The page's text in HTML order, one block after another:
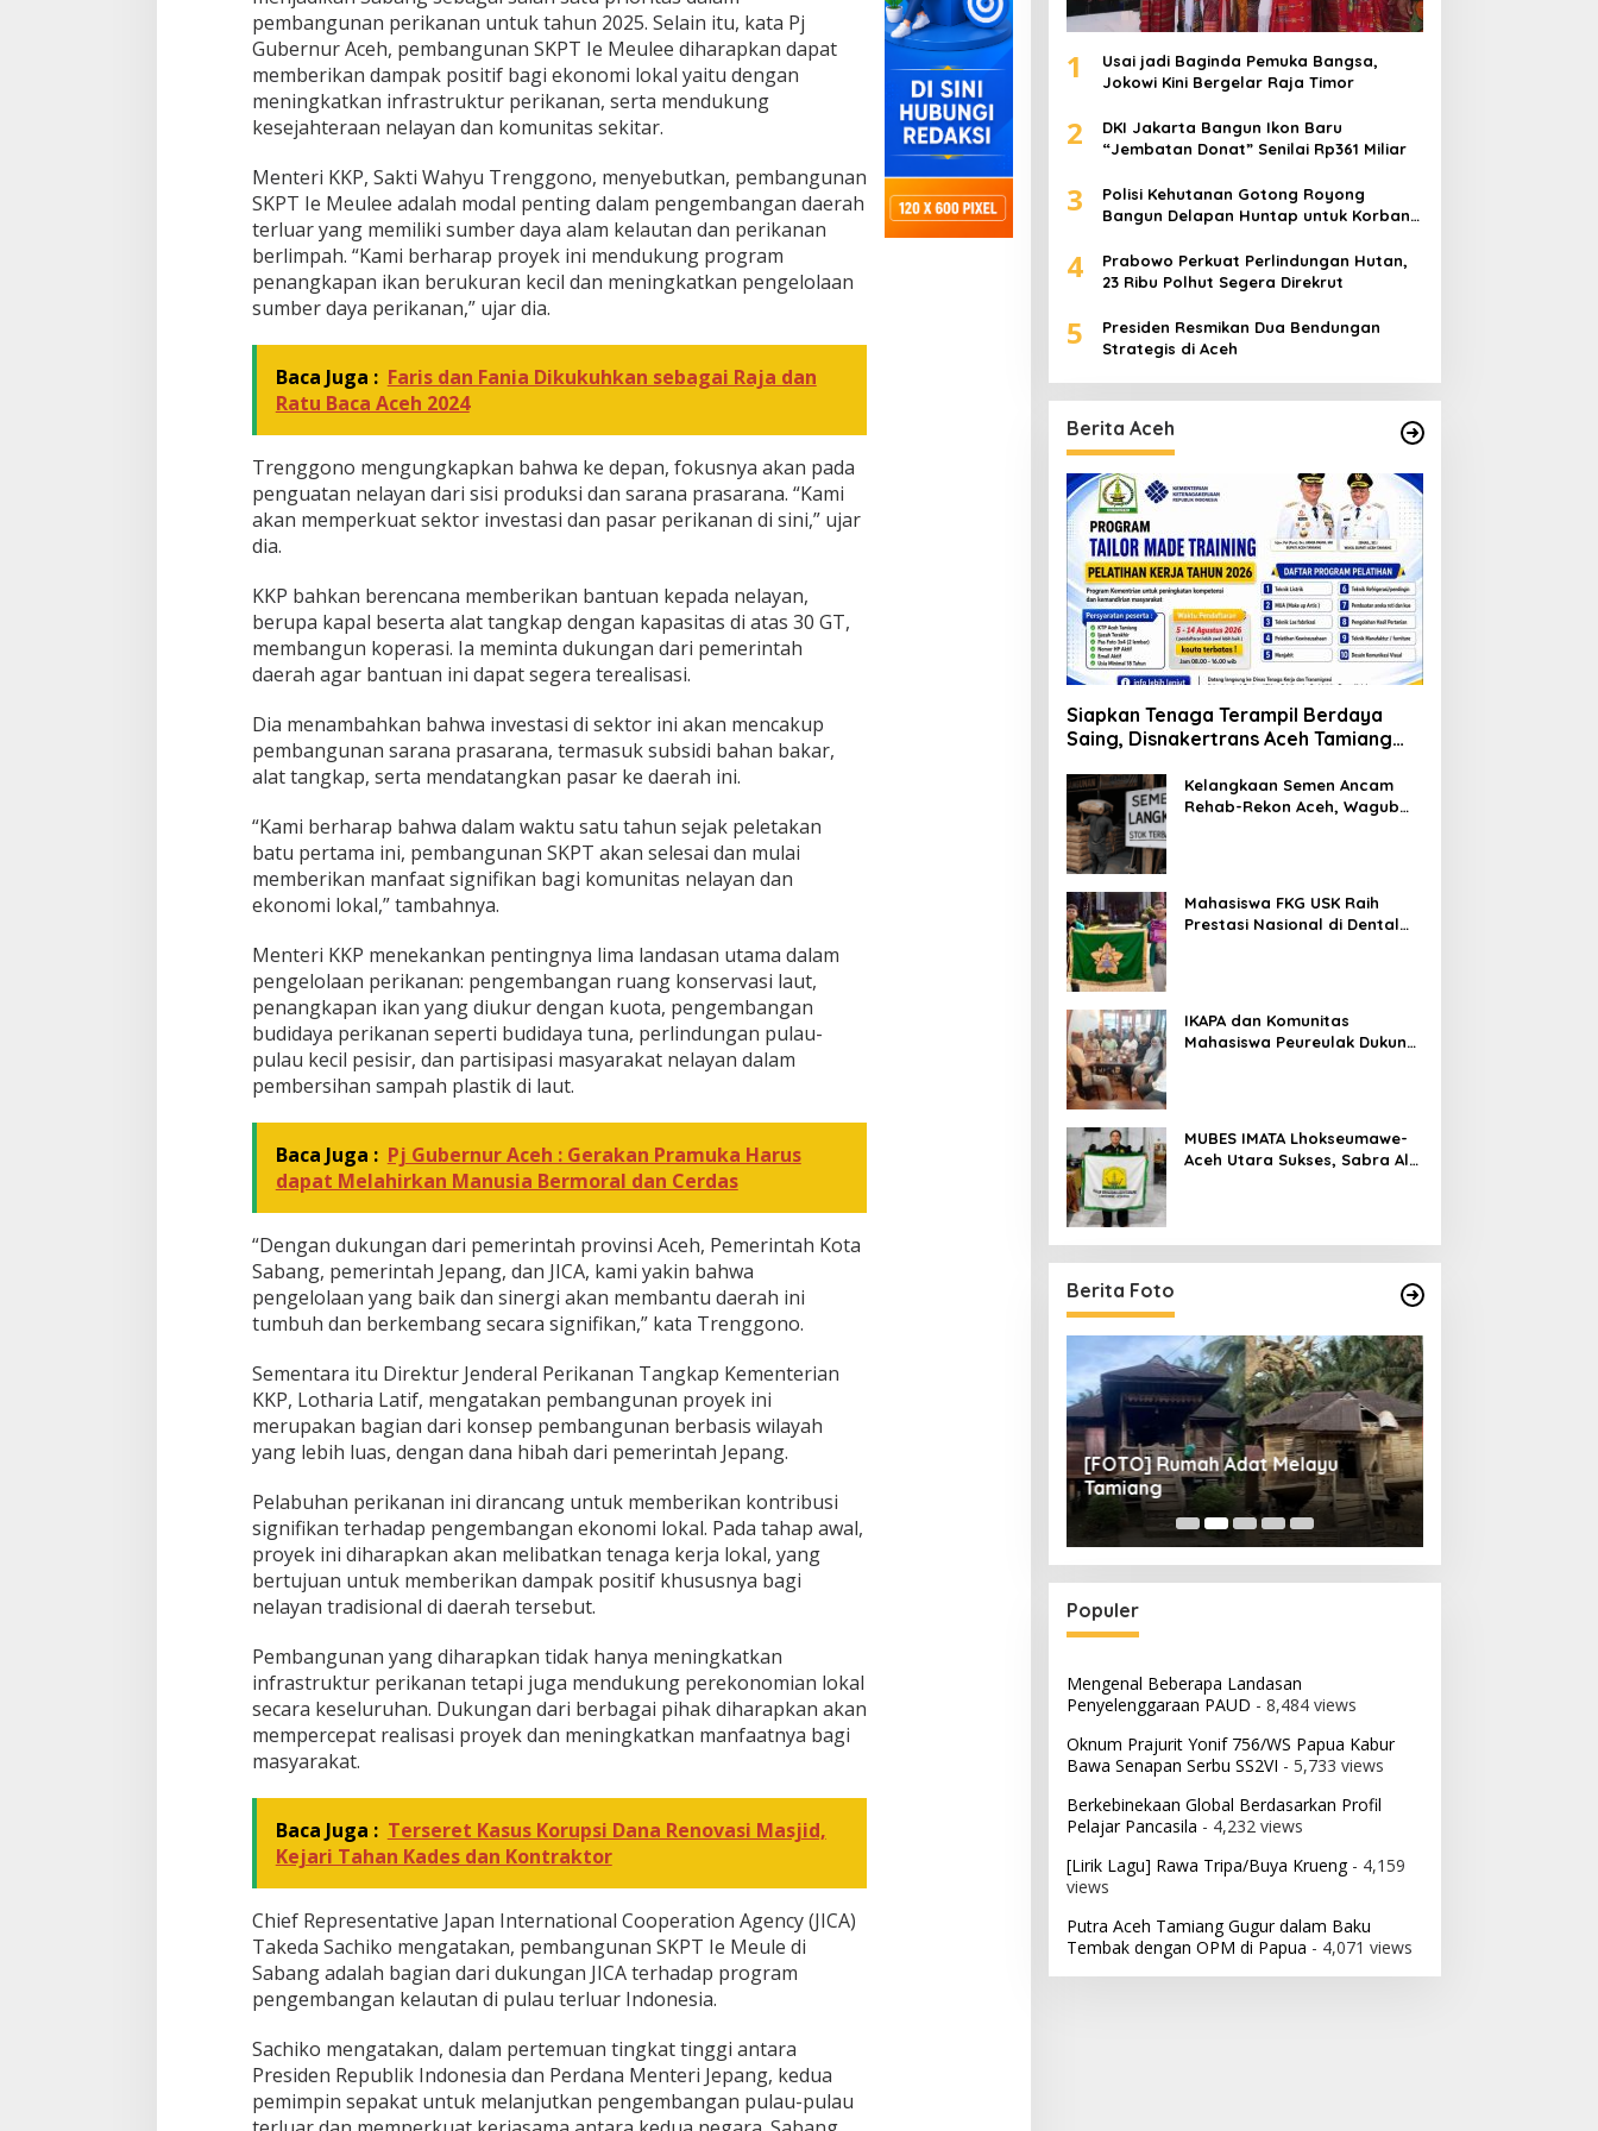
P
e
r
i
k
a
a
n
S
K
P
T
d
a
b
a
n
g
pembangunan perikanan untuk tahun 2025. Selain itu, kata Pj
Gubernur Aceh, pembangunan SKPT Ie Meulee diharapkan dapat
memberikan dampak positif bagi ekonomi lokal yaitu dengan
meningkatkan infrastruktur perikanan, serta mendukung
kesejahteraan nelayan dan komunitas sekitar.
Menteri KKP, Sakti Wahyu Trenggono, menyebutkan, pembangunan
SKPT Ie Meulee adalah modal penting dalam pengembangan daerah
terluar yang memiliki sumber daya alam kelautan dan perikanan
berlimpah. “Kami berharap proyek ini mendukung program
penangkapan ikan berukuran kecil dan meningkatkan pengelolaan
sumber daya perikanan,” ujar dia.
Baca Juga : Faris dan Fania Dikukuhkan sebagai Raja dan
Ratu Baca Aceh 2024
Trenggono mengungkapkan bahwa ke depan, fokusnya akan pada
penguatan nelayan dari sisi produksi dan sarana prasarana. “Kami
akan memperkuat sektor investasi dan pasar perikanan di sini,” ujar
dia.
KKP bahkan berencana memberikan bantuan kepada nelayan,
berupa kapal beserta alat tangkap dengan kapasitas di atas 30 GT,
membangun koperasi. Ia meminta dukungan dari pemerintah
daerah agar bantuan ini dapat segera terealisasi.
Dia menambahkan bahwa investasi di sektor ini akan mencakup
pembangunan sarana prasarana, termasuk subsidi bahan bakar,
alat tangkap, serta mendatangkan pasar ke daerah ini.
“Kami berharap bahwa dalam waktu satu tahun sejak peletakan
batu pertama ini, pembangunan SKPT akan selesai dan mulai
memberikan manfaat signifikan bagi komunitas nelayan dan
ekonomi lokal,” tambahnya.
Menteri KKP menekankan pentingnya lima landasan utama dalam
pengelolaan perikanan: pengembangan ruang konservasi laut,
penangkapan ikan yang diukur dengan kuota, pengembangan
budidaya perikanan seperti budidaya tuna, perlindungan pulau-
pulau kecil pesisir, dan partisipasi masyarakat nelayan dalam
pembersihan sampah plastik di laut.
Baca Juga : Pj Gubernur Aceh : Gerakan Pramuka Harus
dapat Melahirkan Manusia Bermoral dan Cerdas
“Dengan dukungan dari pemerintah provinsi Aceh, Pemerintah Kota
Sabang, pemerintah Jepang, dan JICA, kami yakin bahwa
pengelolaan yang baik dan sinergi akan membantu daerah ini
tumbuh dan berkembang secara signifikan,” kata Trenggono.
Sementara itu Direktur Jenderal Perikanan Tangkap Kementerian
KKP, Lotharia Latif, mengatakan pembangunan proyek ini
merupakan bagian dari konsep pembangunan berbasis wilayah
yang lebih luas, dengan dana hibah dari pemerintah Jepang.
Pelabuhan perikanan ini dirancang untuk memberikan kontribusi
signifikan terhadap pengembangan ekonomi lokal. Pada tahap awal,
proyek ini diharapkan akan melibatkan tenaga kerja lokal, yang
bertujuan untuk memberikan dampak positif khususnya bagi
nelayan tradisional di daerah tersebut.
Pembangunan yang diharapkan tidak hanya meningkatkan
infrastruktur perikanan tetapi juga mendukung perekonomian lokal
secara keseluruhan. Dukungan dari berbagai pihak diharapkan akan
mempercepat realisasi proyek dan meningkatkan manfaatnya bagi
masyarakat.
Baca Juga : Terseret Kasus Korupsi Dana Renovasi Masjid,
Kejari Tahan Kades dan Kontraktor
Chief Representative Japan International Cooperation Agency (JICA)
Takeda Sachiko mengatakan, pembangunan SKPT Ie Meule di
Sabang adalah bagian dari dukungan JICA terhadap program
pengembangan kelautan di pulau terluar Indonesia.
Sachiko mengatakan, dalam pertemuan tingkat tinggi antara
Presiden Republik Indonesia dan Perdana Menteri Jepang, kedua
pemimpin sepakat untuk melanjutkan pengembangan pulau-pulau
1
Usai jadi Baginda Pemuka Bangsa,
Jokowi Kini Bergelar Raja Timor
2
DKI Jakarta Bangun Ikon Baru
“Jembatan Donat” Senilai Rp361 Miliar
3
Polisi Kehutanan Gotong Royong
Bangun Delapan Huntap untuk Korban
4
Prabowo Perkuat Perlindungan Hutan,
23 Ribu Polhut Segera Direkrut
5
Presiden Resmikan Dua Bendungan
Strategis di Aceh
Berita Aceh
Siapkan Tenaga Terampil Berdaya
Saing, Disnakertrans Aceh Tamiang
Kelangkaan Semen Ancam
Rehab-Rekon Aceh, Wagub
Mahasiswa FKG USK Raih
Prestasi Nasional di Dental
IKAPA dan Komunitas
Mahasiswa Peureulak Dukung
MUBES IMATA Lhokseumawe-
Aceh Utara Sukses, Sabra Al
Berita Foto
[FOTO] Anies Baswedan Tinjau
di Bandar Pusaka
[FOTO] Rumah Adat Melayu
Tamiang
Populer
Mengenal Beberapa Landasan
Penyelenggaraan PAUD - 8,484 views
Oknum Prajurit Yonif 756/WS Papua Kabur
Bawa Senapan Serbu SS2VI - 5,733 views
Berkebinekaan Global Berdasarkan Profil
Pelajar Pancasila - 4,232 views
[Lirik Lagu] Rawa Tripa/Buya Krueng- 4,159
views
Putra Aceh Tamiang Gugur dalam Baku
Tembak dengan OPM di Papua - 4,071 views